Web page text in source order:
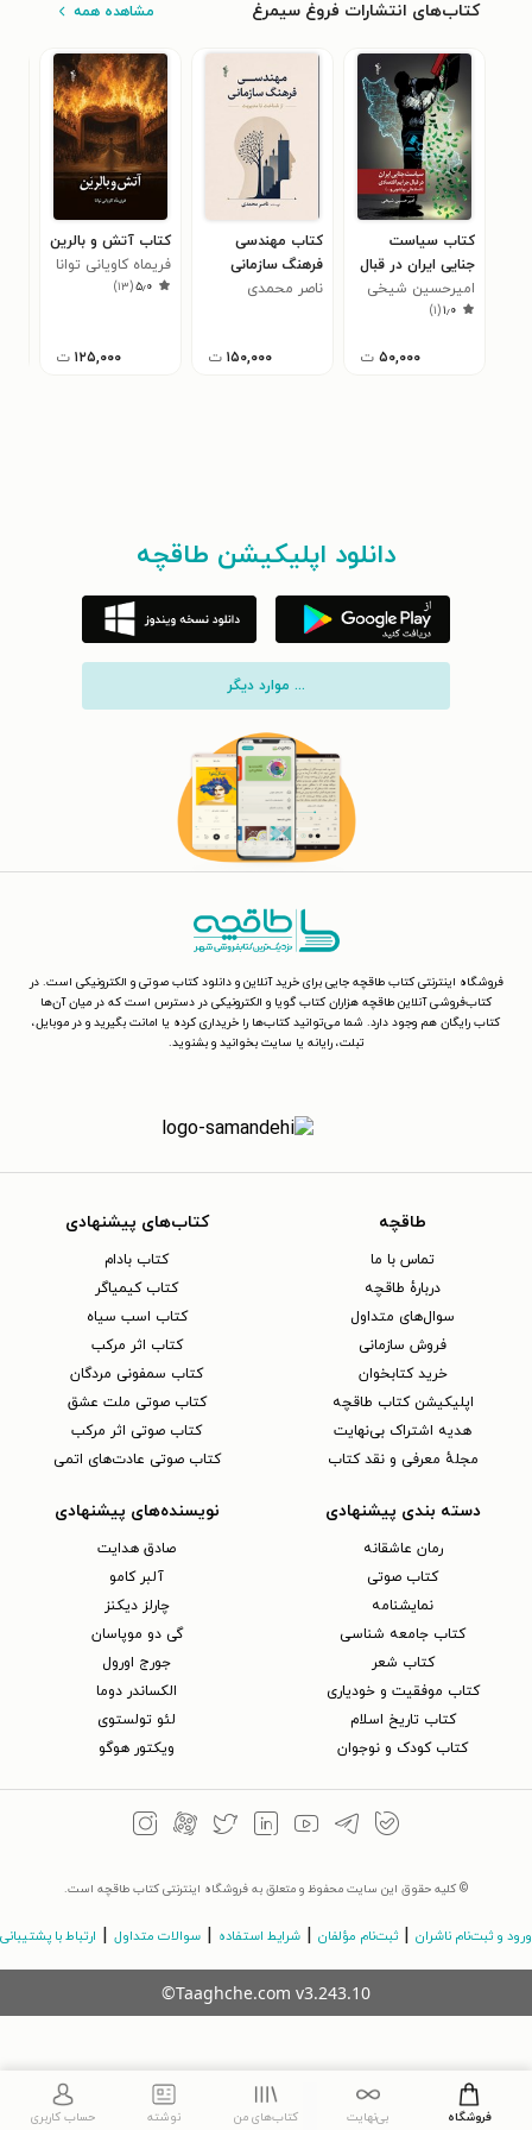
کتاب‌های انتشارات فروغ سیمرغ مشاهده همه
کتاب سیاست
جنایی ایران در قبال
جرایم اقتصادی
(فساد مالی،
امیرحسین شیخی
۱٫۰(۱)
۵۰,۰۰۰ ت
کتاب مهندسی
فرهنگ سازمانی
ناصر محمدی
۱۵۰,۰۰۰ ت
کتاب آتش و بالرین
فریماه کاویانی توانا
۵٫۰(۱۳)
۱۲۵,۰۰۰ ت
دانلود اپلیکیشن طاقچه
... موارد دیگر
فروشگاه اینترنتی کتاب طاقچه جایی برای خرید آنلاین و دانلود کتاب صوتی و الکترونیکی است. در
کتاب‌فروشی آنلاین طاقچه هزاران کتاب گویا و الکترونیکی در دسترس است که در میان آن‌ها
کتاب رایگان هم وجود دارد. شما می‌توانید کتاب‌ها را خریداری کرده یا امانت بگیرید و در موبایل،
تبلت، رایانه یا سایت بخوانید و بشنوید.
طاقچه
تماس با ما
دربارهٔ طاقچه
سوال‌های متداول
فروش سازمانی
خرید کتابخوان
اپلیکیشن کتاب طاقچه
هدیه اشتراک بی‌نهایت
مجلهٔ معرفی و نقد کتاب
کتاب‌های پیشنهادی
کتاب بادام
کتاب کیمیاگر
کتاب اسب سیاه
کتاب اثر مرکب
کتاب سمفونی مردگان
کتاب صوتی ملت عشق
کتاب صوتی اثر مرکب
کتاب صوتی عادت‌های اتمی
دسته بندی پیشنهادی
رمان عاشقانه
کتاب‌ صوتی
نمایشنامه
کتاب جامعه شناسی
کتاب شعر
کتاب موفقیت و خودیاری
کتاب تاریخ اسلام
کتاب کودک و نوجوان
نویسنده‌های پیشنهادی
صادق هدایت
آلبر کامو
چارلز دیکنز
گی دو موپاسان
جورج اورول
الکساندر دوما
لئو تولستوی
ویکتور هوگو
© کلیه حقوق این سایت محفوظ و متعلق به فروشگاه اینترنتی کتاب طاقچه است.
ورود و ثبت‌نام ناشران ثبت‌نام مؤلفان شرایط استفاده سوالات متداول ارتباط با پشتیبانی
©Taaghche.com v3.243.10
فروشگاه بی‌نهایت کتاب‌های من نوشته حساب کاربری